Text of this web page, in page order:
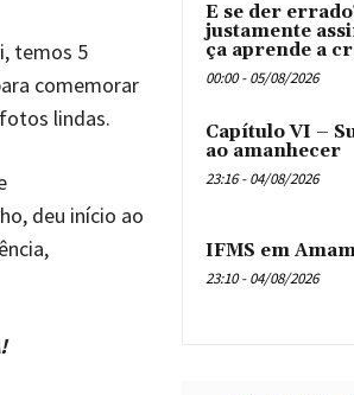
temos 5
comemorar
lindas.
deu início ao
E se der
justamente
ça aprende a
00:00 - 05/08/2026
Capítulo VI –
ao amanhecer
23:16 - 04/08/2026
IFMS em
23:10 - 04/08/2026